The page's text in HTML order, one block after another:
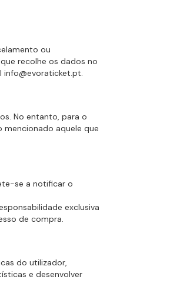
ou
recolhe os dados no
info@evoraticket.pt.
No entanto, para o
mencionado aquele que
se a notificar o
exclusiva
de compra.
do utilizador,
e desenvolver